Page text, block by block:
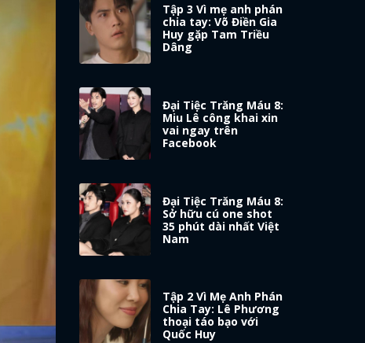
Tập 3 Vì mẹ anh phán
chia tay: Võ Điền Gia
Huy gặp Tam Triều
Dâng
Đại Tiệc Trăng Máu 8:
Miu Lê công khai xin
vai ngay trên
Facebook
Đại Tiệc Trăng Máu 8:
Sở hữu cú one shot
35 phút dài nhất Việt
Nam
Tập 2 Vì Mẹ Anh Phán
Chia Tay: Lê Phương
thoại táo bạo với
Quốc Huy